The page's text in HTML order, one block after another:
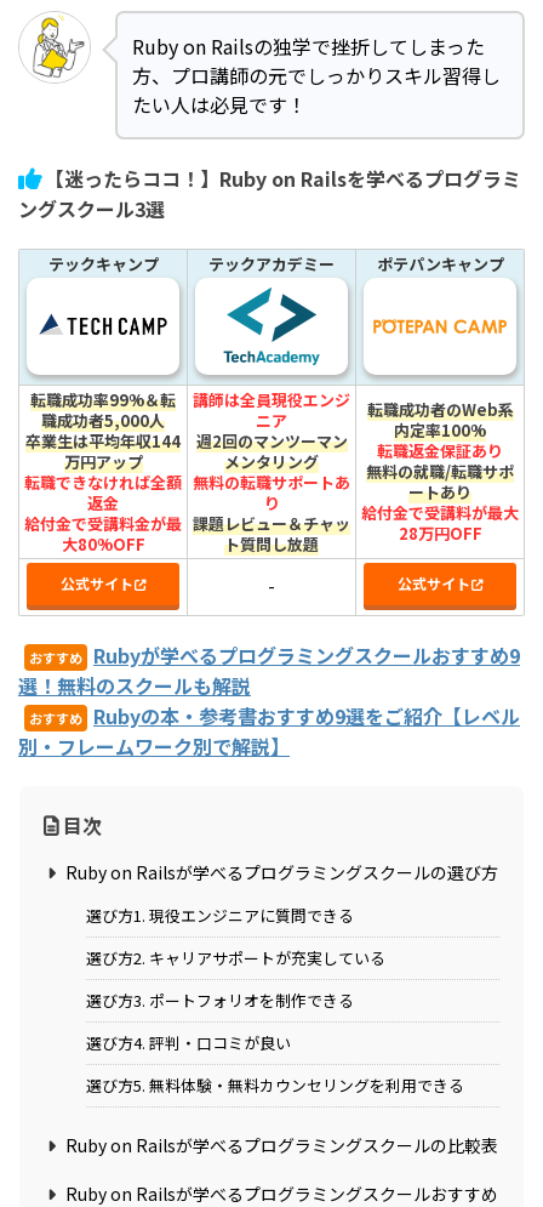
Ruby on Railsの独学で挫折してしまった
方、プロ講師の元でしっかりスキル習得し
たい人は必見です！
【迷ったらココ！】Ruby on Railsを学べるプログラミ
ングスクール3選
テックキャンプ テックアカデミー ポテパンキャンプ
転職成功率99%＆転
職成功者5,000人
卒業生は平均年収144
万円アップ
転職できなければ全額
返金
給付金で受講料金が最
大80%OFF
講師は全員現役エンジ
ニア
週2回のマンツーマン
メンタリング
無料の転職サポートあ
り
課題レビュー＆チャッ
ト質問し放題
転職成功者のWeb系
内定率100%
転職返金保証あり
無料の就職/転職サポ
ートあり
給付金で受講料が最大
28万円OFF
公式サイト - 公式サイト
おすすめ
Rubyが学べるプログラミングスクールおすすめ9
選！無料のスクールも解説
おすすめ
Rubyの本・参考書おすすめ9選をご紹介【レベル
別・フレームワーク別で解説】
目次
Ruby on Railsが学べるプログラミングスクールの選び方
選び方1. 現役エンジニアに質問できる
選び方2. キャリアサポートが充実している
選び方3. ポートフォリオを制作できる
選び方4. 評判・口コミが良い
選び方5. 無料体験・無料カウンセリングを利用できる
Ruby on Railsが学べるプログラミングスクールの比較表
Ruby on Railsが学べるプログラミングスクールおすすめ